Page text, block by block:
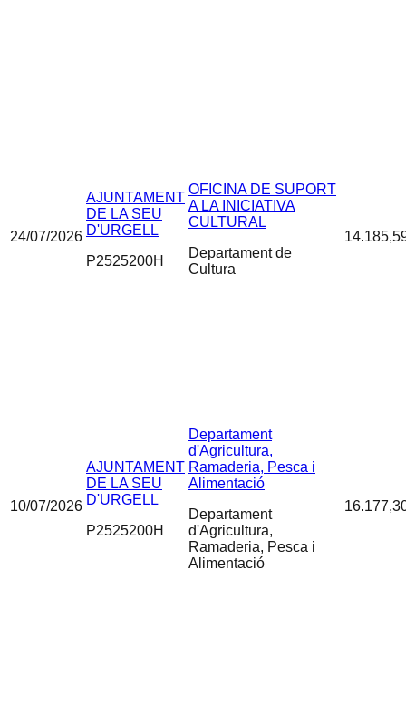
24/07/2026
AJUNTAMENT
DE LA SEU
D'URGELL
P2525200H
OFICINA DE SUPORT
A LA INICIATIVA
CULTURAL
Departament de
Cultura
10/07/2026
AJUNTAMENT
DE LA SEU
D'URGELL
P2525200H
Departament
d'Agricultura,
Ramaderia, Pesca i
Alimentació
Departament
d'Agricultura,
Ramaderia, Pesca i
Alimentació